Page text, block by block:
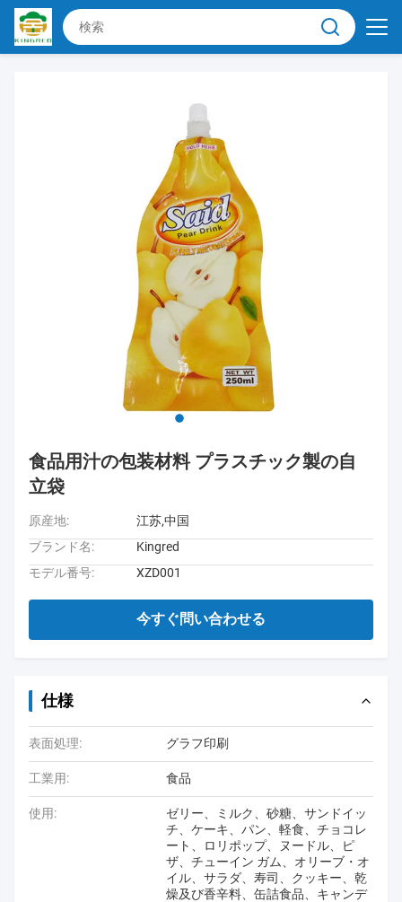
食品用汁の包装材料 プラスチック製の自
立袋
原産地:
江苏,中国
ブランド名:
Kingred
モデル番号:
XZD001
今すぐ問い合わせる
仕様
表面処理: グラフ印刷
工業用: 食品
使用:
ゼリー、ミルク、砂糖、サンドイッ
チ、ケーキ、パン、軽食、チョコレ
ート、ロリポップ、ヌードル、ピ
ザ、チューイン ガム、オリーブ・オ
イル、サラダ、寿司、クッキー、乾
燥及び香辛料、缶詰食品、キャンデ